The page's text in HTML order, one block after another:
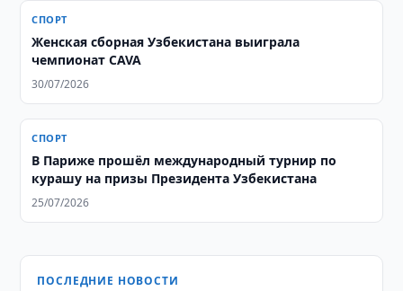
СПОРТ
Женская сборная Узбекистана выиграла
чемпионат CAVA
30/07/2026
СПОРТ
В Париже прошёл международный турнир по
курашу на призы Президента Узбекистана
25/07/2026
ПОСЛЕДНИЕ НОВОСТИ